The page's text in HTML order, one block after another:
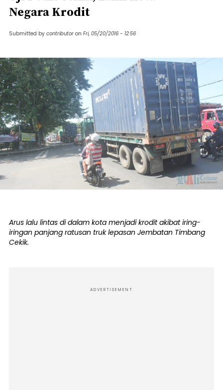
Negara Krodit
Submitted by contributor on Fri, 05/20/2016 - 12:56
Arus lalu lintas di dalam kota menjadi krodit akibat iring-
iringan panjang ratusan truk lepasan Jembatan Timbang
Cekik.
ADVERTISEMENT